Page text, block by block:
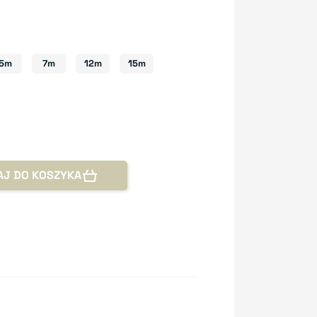
7m 12m 15m
DO KOSZYKA